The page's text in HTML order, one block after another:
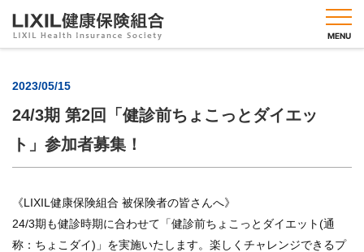
MENU
のし
くみ
の給
健康
2023/05/15
24/3期 第2回「健診前ちょこっとダイエッ
ト」参加者募集！
《LIXIL健康保険組合 被保険者の皆さんへ》
24/3期も健診時期に合わせて「健診前ちょこっとダイエット(通
称：ちょこダイ)」を実施いたします。楽しくチャレンジできるプ